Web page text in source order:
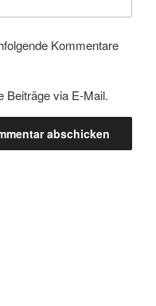
Kommentare
Beiträge via E-Mail.